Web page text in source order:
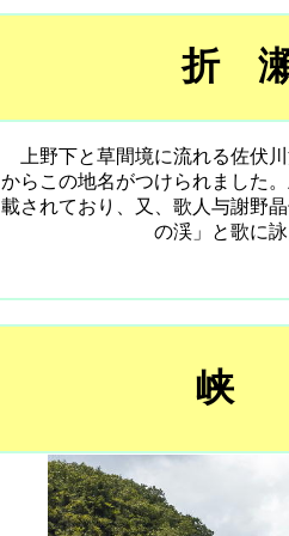
折
上野下と草間境に流れる佐伏
からこの地名がつけられました
載されており、又、歌人与謝野
の渓」と歌に
峡